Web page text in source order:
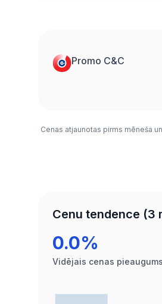
Promo C&C
Cenas atjaunotas pirms mēneša
Cenu tendence (3
0.0%
Vidējais cenas pieaugums